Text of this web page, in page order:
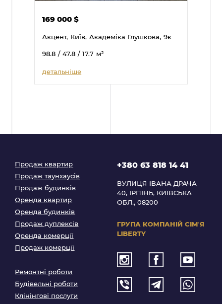
169 000$
Акцент, Київ, Академіка Глушкова, 9є
98.8 / 47.8 / 17.7 м²
детальніше
Продаж квартир
Продаж таунхаусів
Продаж будинків
Оренда квартир
Оренда будинків
Продаж дуплексів
Оренда комерції
Продаж комерції
Ремонтні роботи
Будівельні роботи
Клінінгові послуги
+380 63 818 14 41
ВУЛИЦЯ ІВАНА ДРАЧА
40, ІРПІНЬ, КИЇВСЬКА
ОБЛ., 08200
ГРУПА КОМПАНІЙ СІМʼЯ
LIBERTY